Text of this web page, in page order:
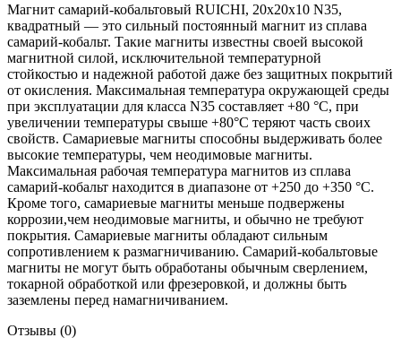
Магнит самарий-кобальтовый RUICHI, 20x20x10 N35,
квадратный — это сильный постоянный магнит из сплава
самарий-кобальт. Такие магниты известны своей высокой
магнитной силой, исключительной температурной
стойкостью и надежной работой даже без защитных покрытий
от окисления. Максимальная температура окружающей среды
при эксплуатации для класса N35 составляет +80 °C, при
увеличении температуры свыше +80°C теряют часть своих
свойств. Самариевые магниты способны выдерживать более
высокие температуры, чем неодимовые магниты.
Максимальная рабочая температура магнитов из сплава
самарий-кобальт находится в диапазоне от +250 до +350 °C.
Кроме того, самариевые магниты меньше подвержены
коррозии,чем неодимовые магниты, и обычно не требуют
покрытия. Самариевые магниты обладают сильным
сопротивлением к размагничиванию. Самарий-кобальтовые
магниты не могут быть обработаны обычным сверлением,
токарной обработкой или фрезеровкой, и должны быть
заземлены перед намагничиванием.
Отзывы (0)